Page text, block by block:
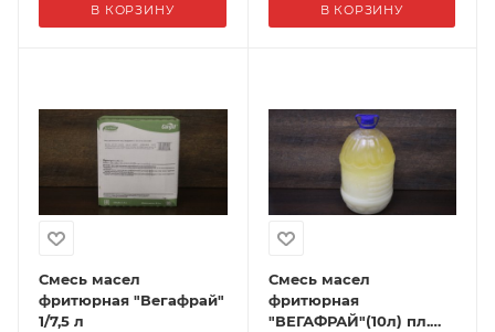
В КОРЗИНУ В КОРЗИНУ
Смесь масел
фритюрная "Вегафрай"
1/7,5 л
Смесь масел
фритюрная
"ВЕГАФРАЙ"(10л) пл.